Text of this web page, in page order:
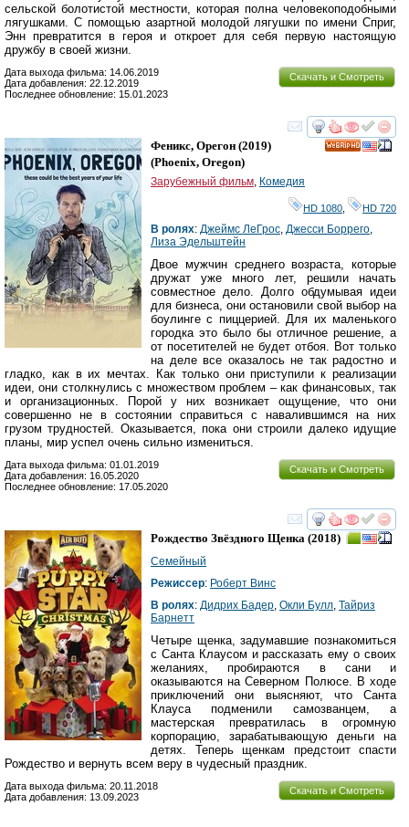
сельской болотистой местности, которая полна человекоподобными
лягушками. С помощью азартной молодой лягушки по имени Сприг,
Энн превратится в героя и откроет для себя первую настоящую
дружбу в своей жизни.
Скачать и Смотреть
Дата выхода фильма: 14.06.2019
Дата добавления: 22.12.2019
Последнее обновление: 15.01.2023
смотреть
Феникс, Орегон (2019)
(Phoenix, Oregon)
Зарубежный фильм, Комедия
HD 1080 HD 720
В ролях: Джеймс ЛеГрос, Джесси Боррего,
Лиза Эдельштейн
Двое мужчин среднего возраста, которые
дружат уже много лет, решили начать
совместное дело. Долго обдумывая идеи
для бизнеса, они остановили свой выбор на
боулинге с пиццерией. Для их маленького
городка это было бы отличное решение, а
от посетителей не будет отбоя. Вот только
на деле все оказалось не так радостно и
гладко, как в их мечтах. Как только они приступили к реализации
идеи, они столкнулись с множеством проблем – как финансовых, так
и организационных. Порой у них возникает ощущение, что они
совершенно не в состоянии справиться с навалившимся на них
грузом трудностей. Оказывается, пока они строили далеко идущие
планы, мир успел очень сильно измениться.
Скачать и Смотреть
Дата выхода фильма: 01.01.2019
Дата добавления: 16.05.2020
Последнее обновление: 17.05.2020
смотреть
Рождество Звёздного Щенка (2018)
Семейный
Режиссер: Роберт Винс
В ролях: Дидрих Бадер Окли Булл Тайриз
Барнетт
Четыре щенка, задумавшие познакомиться
с Санта Клаусом и рассказать ему о своих
желаниях, пробираются в сани и
оказываются на Северном Полюсе. В ходе
приключений они выясняют, что Санта
Клауса подменили самозванцем, а
мастерская превратилась в огромную
корпорацию, зарабатывающую деньги на
детях. Теперь щенкам предстоит спасти
Рождество и вернуть всем веру в чудесный праздник.
Скачать и Смотреть
Дата выхода фильма: 20.11.2018
Дата добавления: 13.09.2023